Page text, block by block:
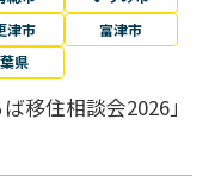
津市
富津市
県
移住相談会2026」